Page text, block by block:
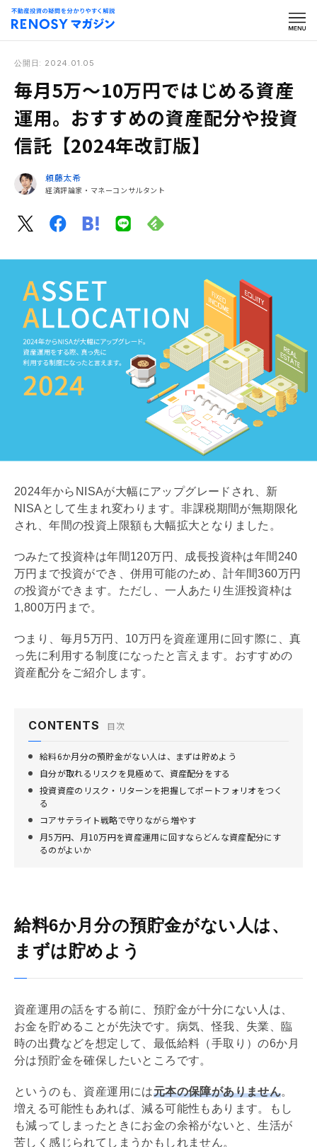
公開日: 2024.01.05
毎月5万〜10万円ではじめる資産
運用。おすすめの資産配分や投資
信託【2024年改訂版】
頼藤太希
経済評論家・マネーコンサルタント
2024年から NISAが大幅にアップグレードされ、新
NISA として生まれ変わります。非課税期間が無期限化
され、年間の投資上限額も大幅拡大となりました。
つみたて投資枠は年間120万円、成長投資枠は年間240
万円まで投資ができ、併用可能のため、計年間360万円
の投資ができます。ただし、一人あたり生涯投資枠は
1,800万円まで。
つまり、毎月5万円、10万円を資産運用に回す際に、真
っ先に利用する制度になったと言えます。おすすめの
資産配分をご紹介します。
CONTENTS 目次
給料6か月分の預貯金がない人は、まずは貯めよう
自分が取れるリスクを見極めて、資産配分をする
投資資産のリスク・リターンを把握してポートフォリオをつく
る
コアサテライト戦略で守りながら増やす
月5万円、月10万円を資産運用に回すならどんな資産配分にす
るのがよいか
給料6か月分の預貯金がない人は、
まずは貯めよう
資産運用の話をする前に、預貯金が十分にない人は、
お金を貯めることが先決です。病気、怪我、失業、臨
時の出費などを想定して、最低給料（手取り）の6か月
分は預貯金を確保したいところです。
というのも、資産運用には元本の保障がありません。
増える可能性もあれば、減る可能性もあります。もし
も減ってしまったときにお金の余裕がないと、生活が
苦しく感じられてしまうかもしれません。